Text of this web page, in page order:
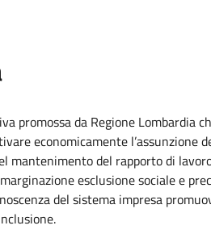
promossa da Regione Lombardia
economicamente l’assunzione
mantenimento del rapporto di
esclusione sociale e
del sistema impresa